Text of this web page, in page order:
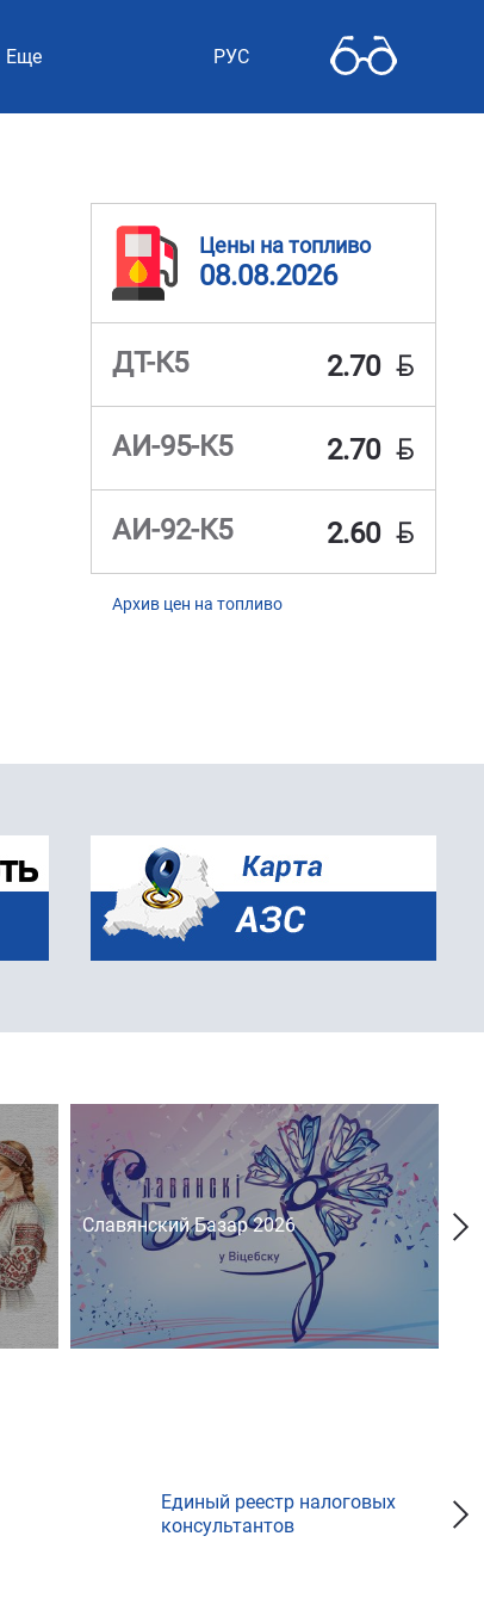
Еще РУС
Цены на топливо
08.08.2026
ДТ-К5 2.70 BYN
АИ-95-К5 2.70 BYN
АИ-92-К5 2.60 BYN
Архив цен на топливо
Славянский Базар 2026
Единый реестр налоговых
консультантов